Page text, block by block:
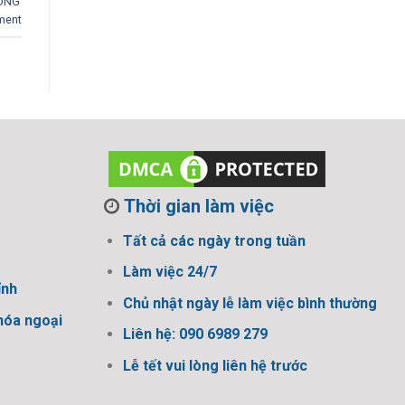
ngoại
Thời gian làm việc
Tất cả các ngày trong tuần
Làm việc 24/7
Chủ nhật ngày lễ làm việc bình thường
Liên hệ: 090 6989 279
Lễ tết vui lòng liên hệ trước